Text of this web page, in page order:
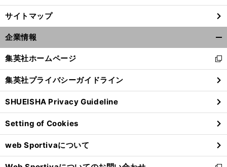
サイトマップ
企業情報
閉
る
集英社ホームページ
新
し
い
ウ
ィ
ン
ド
ウ
で
開
集英社プライバシーガイドライン
SHUEISHA Privacy Guideline
Setting of Cookies
web Sportivaについて